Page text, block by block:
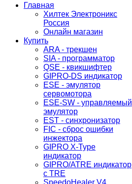
Главная
Хилтек Электроникс
Россия
Онлайн магазин
Купить
ARA - трекшен
SIA - программатор
QSE - квикшифтер
GIPRO-DS индикатор
ESE - эмулятор
сервомотора
ESE-SW - управляемый
эмулятор
EST - синхронизатор
FIC - сброс ошибки
инжектора
GIPRO X-Type
индикатор
GIPRO/ATRE индикатор
с TRE
SpeedoHealer V4